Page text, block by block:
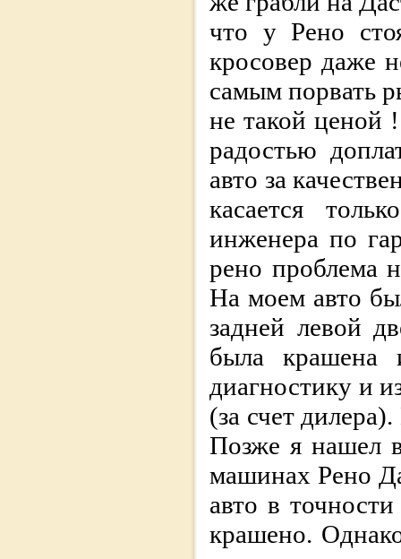
что у Рено
кросовер даже
самым порвать
не такой ценой
радостью
авто за
касается
инженера по
рено проблема
На моем авто
задней левой
была крашена
диагностику и
(за счет
Позже я нашел
машинах Рено
авто в
крашено.